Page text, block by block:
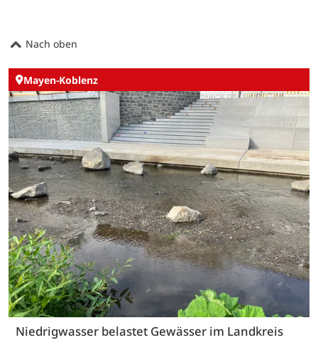
Nach oben
Mayen-Koblenz
Niedrigwasser belastet Gewässer im Landkreis